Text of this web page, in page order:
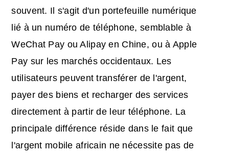
souvent. Il s'agit d'un portefeuille numérique
lié à un numéro de téléphone, semblable à
WeChat Pay ou Alipay en Chine, ou à Apple
Pay sur les marchés occidentaux. Les
utilisateurs peuvent transférer de l'argent,
payer des biens et recharger des services
directement à partir de leur téléphone. La
principale différence réside dans le fait que
l'argent mobile africain ne nécessite pas de